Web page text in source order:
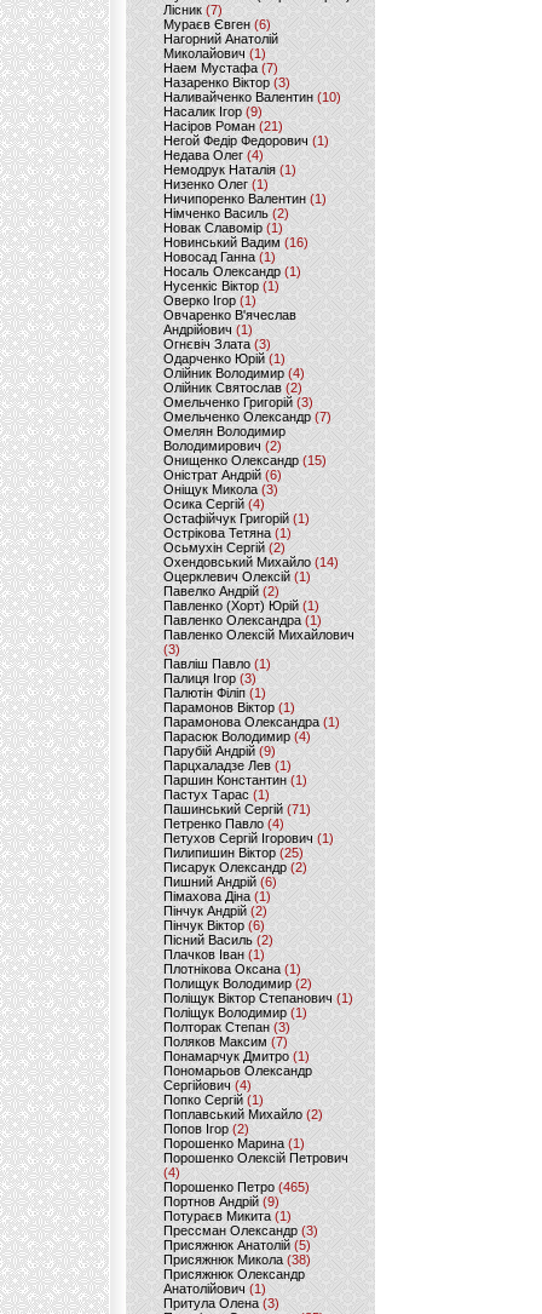
Лісник (7)
Мураєв Євген(6)
Нагорний Анатолій
Миколайович (1)
Наем Мустафа (7)
Назаренко Віктор (3)
Наливайченко Валентин (10)
Насалик Ігор(9)
Насіров Роман (21)
Негой Федір Федорович(1)
Недава Олег(4)
Немодрук Наталія(1)
Низенко Олег (1)
Ничипоренко Валентин (1)
Німченко Василь (2)
Новак Славомір (1)
Новинський Вадим (16)
Новосад Ганна (1)
Носаль Олександр (1)
Нусенкіс Віктор (1)
Оверко Ігор (1)
Овчаренко В'ячеслав
Андрійович(1)
Огнєвіч Злата (3)
Одарченко Юрій(1)
Олійник Володимир (4)
Олійник Святослав (2)
Омельченко Григорій (3)
Омельченко Олександр(7)
Омелян Володимир
Володимирович (2)
Онищенко Олександр (15)
Оністрат Андрій (6)
Оніщук Микола (3)
Осика Сергій(4)
Остафійчук Григорій(1)
Острікова Тетяна (1)
Осьмухін Сергій (2)
Охендовський Михайло (14)
Оцерклевич Олексій (1)
Павелко Андрій (2)
Павленко (Хорт) Юрій (1)
Павленко Олександра (1)
Павленко Олексій Михайлович
(3)
Павліш Павло(1)
Палиця Ігор (3)
Палютін Філіп(1)
Парамонов Віктор (1)
Парамонова Олександра(1)
Парасюк Володимир(4)
Парубій Андрій (9)
Парцхаладзе Лев (1)
Паршин Константин(1)
Пастух Тарас (1)
Пашинський Сергій (71)
Петренко Павло (4)
Петухов Сергій Ігорович (1)
Пилипишин Віктор(25)
Писарук Олександр(2)
Пишний Андрій (6)
Пімахова Діна(1)
Пінчук Андрій(2)
Пінчук Віктор (6)
Пісний Василь (2)
Плачков Іван(1)
Плотнікова Оксана (1)
Полищук Володимир(2)
Поліщук Віктор Степанович(1)
Поліщук Володимир (1)
Полторак Степан(3)
Поляков Максим (7)
Понамарчук Дмитро (1)
Пономарьов Олександр
Сергійович(4)
Попко Сергій (1)
Поплавський Михайло (2)
Попов Ігор(2)
Порошенко Марина (1)
Порошенко Олексій Петрович
(4)
Порошенко Петро (465)
Портнов Андрій (9)
Потураєв Микита(1)
Прессман Олександр(3)
Присяжнюк Анатолій (5)
Присяжнюк Микола (38)
Присяжнюк Олександр
Анатолійович (1)
Притула Олена (3)